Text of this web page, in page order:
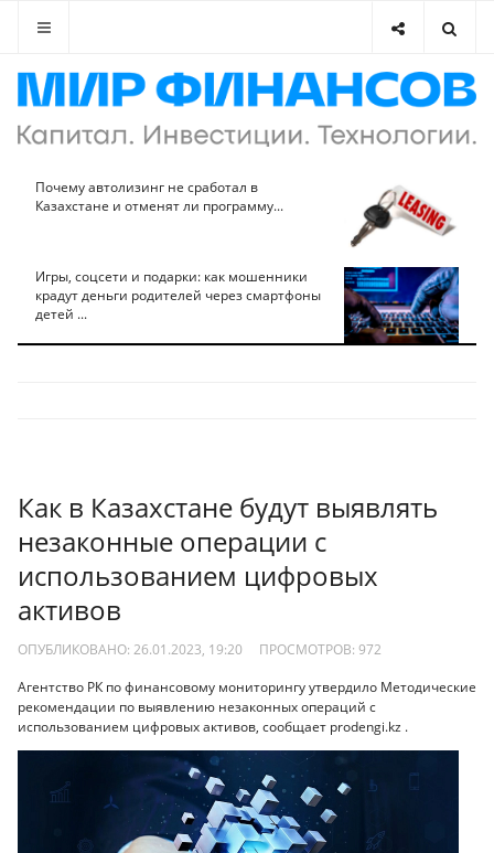
Почему автолизинг не сработал в
Казахстане и отменят ли программу...
Игры, соцсети и подарки: как мошенники
крадут деньги родителей через смартфоны
детей ...
Как в Казахстане будут выявлять
незаконные операции с
использованием цифровых
активов
ОПУБЛИКОВАНО: 26.01.2023, 19:20 ПРОСМОТРОВ: 972
Агентство РК по финансовому мониторингу утвердило Методические
рекомендации по выявлению незаконных операций с
использованием цифровых активов, сообщает prodengi.kz .